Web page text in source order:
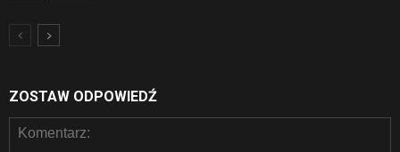
ZOSTAW ODPOWIEDŹ